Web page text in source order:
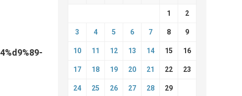
1 2
3 4 5 6 7 8 9
10 11 12 13 14 15 16
17 18 19 20 21 22 23
24 25 26 27 28 29